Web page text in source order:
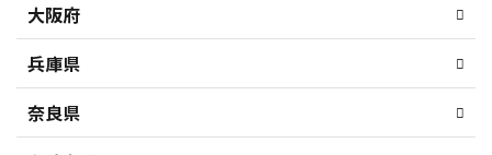
大阪府
兵庫県
奈良県